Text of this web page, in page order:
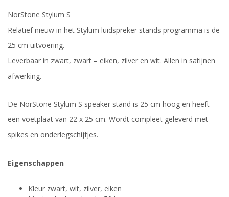
NorStone Stylum S
Relatief nieuw in het Stylum luidspreker stands programma is de
25 cm uitvoering.
Leverbaar in zwart, zwart – eiken, zilver en wit. Allen in satijnen
afwerking.
De NorStone Stylum S speaker stand is 25 cm hoog en heeft
een voetplaat van 22 x 25 cm. Wordt compleet geleverd met
spikes en onderlegschijfjes.
Eigenschappen
Kleur zwart, wit, zilver, eiken